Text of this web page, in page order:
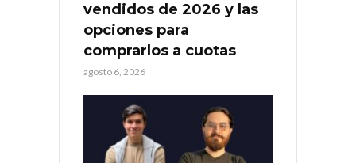
vendidos de 2026 y las
opciones para
comprarlos a cuotas
agosto 6, 2026